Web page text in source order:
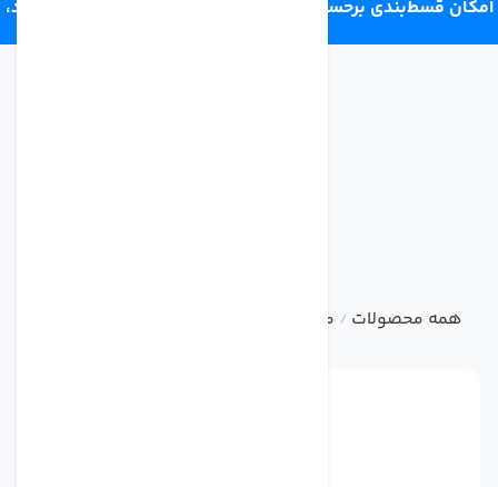
امکان قسط‌بندی برحسب اعتبار ترب‌پی 4 قسط ماهانه. بدون سود،
همه محصولات / مواد شیمیایی تصفیه آب